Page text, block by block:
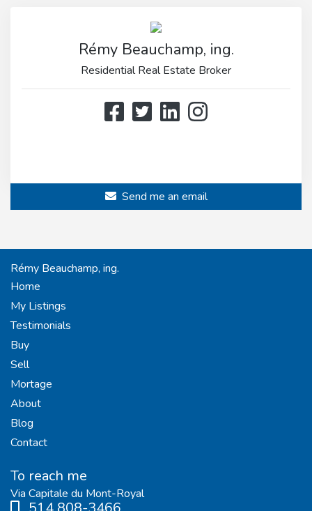
Rémy Beauchamp, ing.
Residential Real Estate Broker
Send me an email
Rémy Beauchamp, ing.
Home
My Listings
Testimonials
Buy
Sell
Mortage
About
Blog
Contact
To reach me
Via Capitale du Mont-Royal